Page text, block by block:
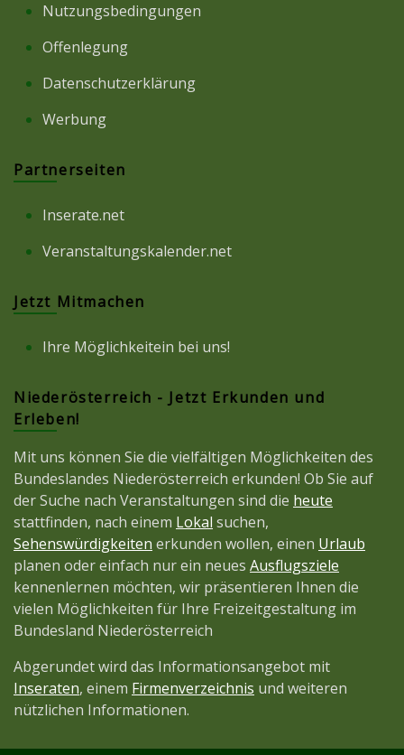
Nutzungsbedingungen
Offenlegung
Datenschutzerklärung
Werbung
Partnerseiten
Inserate.net
Veranstaltungskalender.net
Jetzt Mitmachen
Ihre Möglichkeitein bei uns!
Niederösterreich - Jetzt Erkunden und
Erleben!
Mit uns können Sie die vielfältigen Möglichkeiten des
Bundeslandes Niederösterreich erkunden! Ob Sie auf
der Suche nach Veranstaltungen sind die heute
stattfinden, nach einem Lokal suchen,
Sehenswürdigkeiten erkunden wollen, einen Urlaub
planen oder einfach nur ein neues Ausflugsziele
kennenlernen möchten, wir präsentieren Ihnen die
vielen Möglichkeiten für Ihre Freizeitgestaltung im
Bundesland Niederösterreich
Abgerundet wird das Informationsangebot mit
Inseraten, einem Firmenverzeichnis und weiteren
nützlichen Informationen.